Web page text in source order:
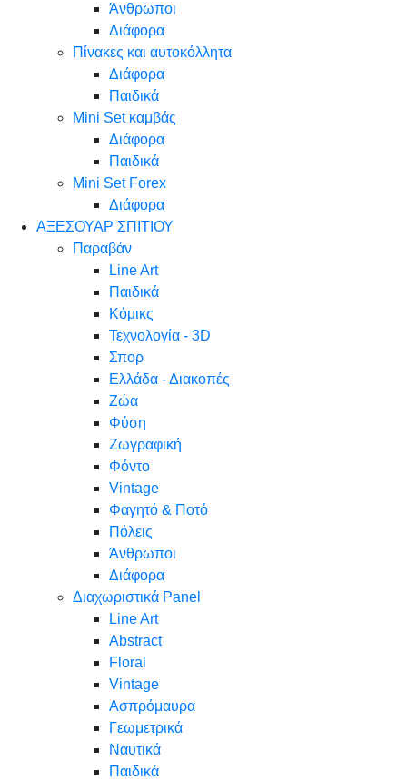
Άνθρωποι
Διάφορα
Πίνακες και αυτοκόλλητα
Διάφορα
Παιδικά
Mini Set καμβάς
Διάφορα
Παιδικά
Mini Set Forex
Διάφορα
ΑΞΕΣΟΥΑΡ ΣΠΙΤΙΟΥ
Παραβάν
Line Art
Παιδικά
Κόμικς
Τεχνολογία - 3D
Σπορ
Ελλάδα - Διακοπές
Ζώα
Φύση
Ζωγραφική
Φόντο
Vintage
Φαγητό & Ποτό
Πόλεις
Άνθρωποι
Διάφορα
Διαχωριστικά Panel
Line Art
Abstract
Floral
Vintage
Ασπρόμαυρα
Γεωμετρικά
Ναυτικά
Παιδικά